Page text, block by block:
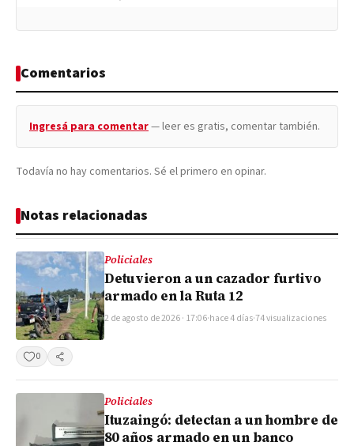
Comentarios
Ingresá para comentar— leer es gratis, comentar también.
Todavía no hay comentarios. Sé el primero en opinar.
Notas relacionadas
Policiales
Detuvieron a un cazador furtivo
armado en la Ruta 12
2 de agosto de 2026 · 17:06·hace 4 días·74 visualizaciones
0 Compartir
Policiales
Ituzaingó: detectan a un hombre de
80 años armado en un banco